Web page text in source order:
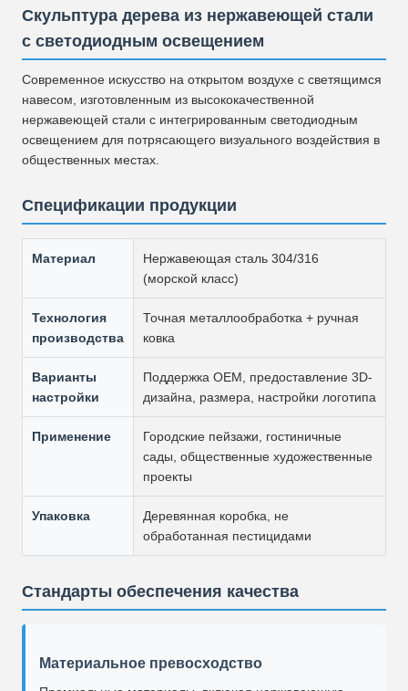
Скульптура дерева из нержавеющей стали
с светодиодным освещением
Современное искусство на открытом воздухе с светящимся
навесом, изготовленным из высококачественной
нержавеющей стали с интегрированным светодиодным
освещением для потрясающего визуального воздействия в
общественных местах.
Спецификации продукции
Материал
Нержавеющая сталь 304/316
(морской класс)
Технология
производства
Точная металлообработка + ручная
ковка
Варианты
настройки
Поддержка OEM, предоставление 3D-
дизайна, размера, настройки логотипа
Применение
Городские пейзажи, гостиничные
сады, общественные художественные
проекты
Упаковка
Деревянная коробка, не
обработанная пестицидами
Стандарты обеспечения качества
Материальное превосходство